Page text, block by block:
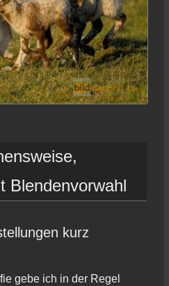
Blendenvorwahl
kurz
gebe ich in der Regel